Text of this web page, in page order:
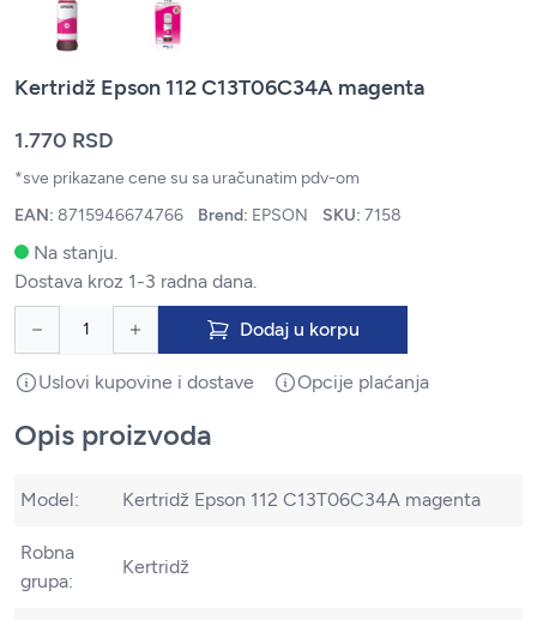
Kertridž Epson 112 C13T06C34A magenta
1.770 RSD
*sve prikazane cene su sa uračunatim pdv-om
EAN: 8715946674766 Brend: EPSON SKU: 7158
Na stanju.
Dostava kroz 1-3 radna dana.
Dodaj u korpu
Uslovi kupovine i dostave Opcije plaćanja
Opis proizvoda
Model: Kertridž Epson 112 C13T06C34A magenta
Robna
grupa:
Kertridž